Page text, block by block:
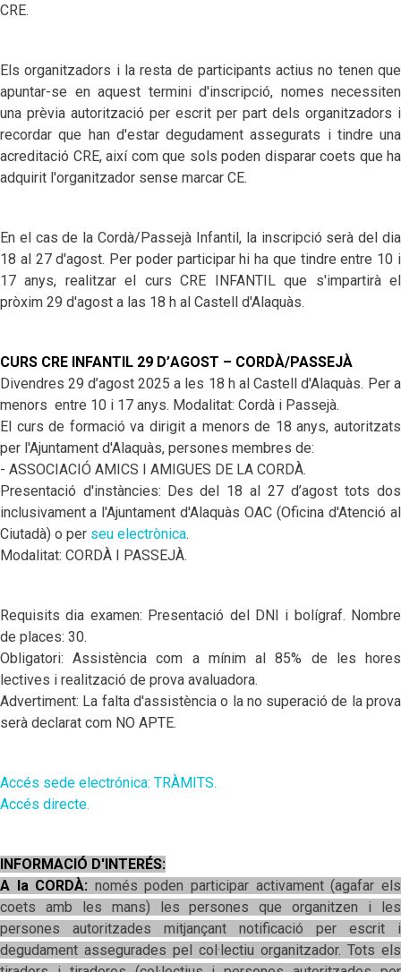
CRE.
Els organitzadors i la resta de participants actius no tenen que
apuntar-se en aquest termini d'inscripció, nomes necessiten
una prèvia autorització per escrit per part dels organitzadors i
recordar que han d'estar degudament assegurats i tindre una
acreditació CRE, així com que sols poden disparar coets que ha
adquirit l'organitzador sense marcar CE.
En el cas de la Cordà/Passejà Infantil, la inscripció serà del dia
18 al 27 d'agost. Per poder participar hi ha que tindre entre 10 i
17 anys, realitzar el curs CRE INFANTIL que s'impartirà el
pròxim 29 d'agost a las 18 h al Castell d'Alaquàs.
CURS CRE INFANTIL 29 D’AGOST – CORDÀ/PASSEJÀ
Divendres 29 d’agost 2025 a les 18 h al Castell d'Alaquàs. Per a
menors entre 10 i 17 anys. Modalitat: Cordà i Passejà.
El curs de formació va dirigit a menors de 18 anys, autoritzats
per l'Ajuntament d'Alaquàs, persones membres de:
- ASSOCIACIÓ AMICS I AMIGUES DE LA CORDÀ.
Presentació d'instàncies: Des del 18 al 27 d’agost tots dos
inclusivament a l'Ajuntament d'Alaquàs OAC (Oficina d'Atenció al
Ciutadà) o per seu electrònica.
Modalitat: CORDÀ I PASSEJÀ.
Requisits dia examen: Presentació del DNI i bolígraf. Nombre
de places: 30.
Obligatori: Assistència com a mínim al 85% de les hores
lectives i realització de prova avaluadora.
Advertiment: La falta d'assistència o la no superació de la prova
serà declarat com NO APTE.
Accés sede electrónica: TRÀMITS.
Accés directe.
INFORMACIÓ D'INTERÉS:
A la CORDÀ: només poden participar activament (agafar els
coets amb les mans) les persones que organitzen i les
persones autoritzades mitjançant notificació per escrit i
degudament assegurades pel col·lectiu organitzador. Tots els